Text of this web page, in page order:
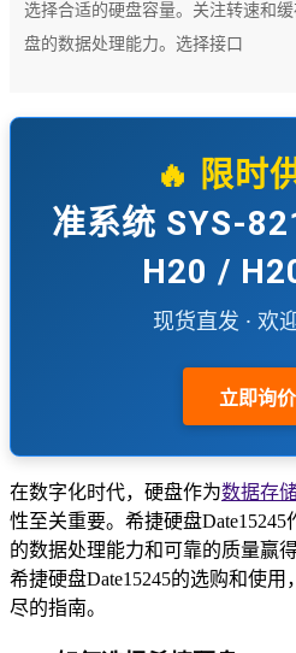
选择合适的硬盘容量。关注转速和
盘的数据处理能力。选择接口
🔥 限时
准系统 SYS-
H20 /
现货直发 · 欢
立即询
在数字化时代，硬盘作为数据存
性至关重要。希捷硬盘
的数据处理能力和可靠的质量赢
希捷硬盘Date15245的选购和使
尽的指南。